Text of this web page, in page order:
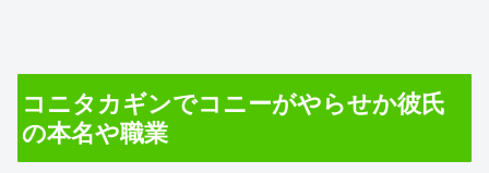
コニタカギンでコニーがやらせか彼氏
の本名や職業